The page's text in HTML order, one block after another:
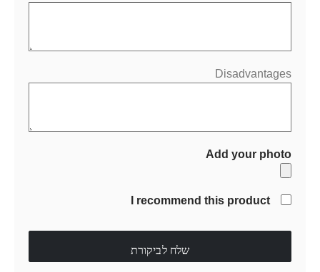
Disadvantages
Add your photo
I recommend this product
שלח לביקורת